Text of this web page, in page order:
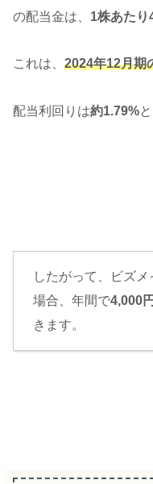
の配当金は、 1株あたり
これは、 2024年12月期
配当利回りは約1.79%
したがって、ビズ
場合、年間で4,000円
きます。